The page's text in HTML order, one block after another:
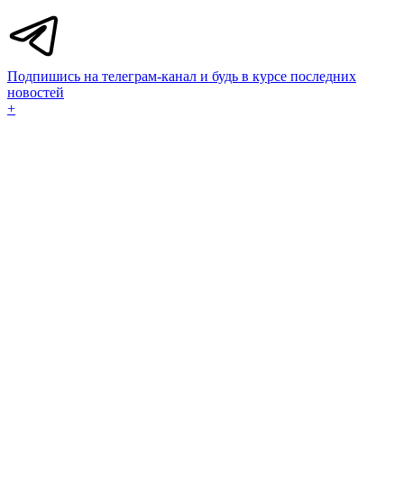
Подпишись на телеграм-канал и будь в курсе последних
новостей
+